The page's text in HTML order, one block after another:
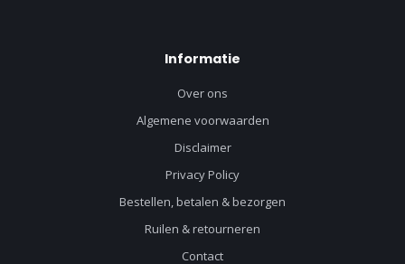
Informatie
Over ons
Algemene voorwaarden
Disclaimer
Privacy Policy
Bestellen, betalen & bezorgen
Ruilen & retourneren
Contact